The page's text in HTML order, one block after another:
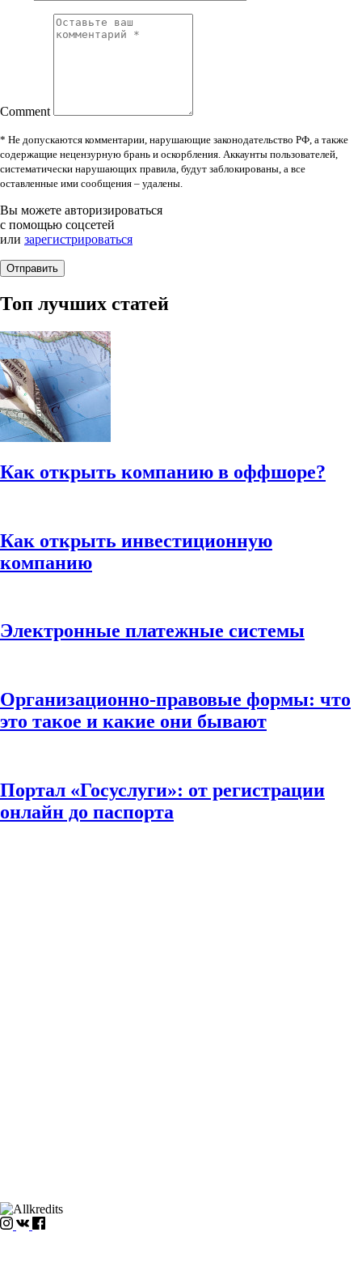
Comment
* Не допускаются комментарии, нарушающие законодательство РФ, а также
содержащие нецензурную брань и оскорбления. Аккаунты пользователей,
систематически нарушающих правила, будут заблокированы, а все
оставленные ими сообщения – удалены.
Вы можете авторизироваться
с помощью соцсетей
или зарегистрироваться
Топ лучших статей
Как открыть компанию в оффшоре?
Как открыть инвестиционную
компанию
Электронные платежные системы
Организационно-правовые формы: что
это такое и какие они бывают
Портал «Госуслуги»: от регистрации
онлайн до паспорта